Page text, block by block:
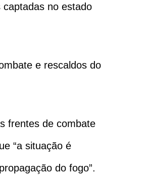
no estado
e rescaldos do
frentes de combate
“a situação é
do fogo”.